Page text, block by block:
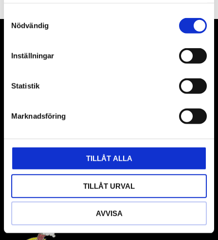
Nödvändig
Inställningar
Statistik
Marknadsföring
TILLÅT ALLA
TILLÅT URVAL
AVVISA
Våra främsta leverantörer är KS Tools verktyg, ATH billyftar
& däckmaskiner och Master luftmaskiner. Kontakta oss
gärna om vad som helst då vi gör vårt yttersta för att hjälpa